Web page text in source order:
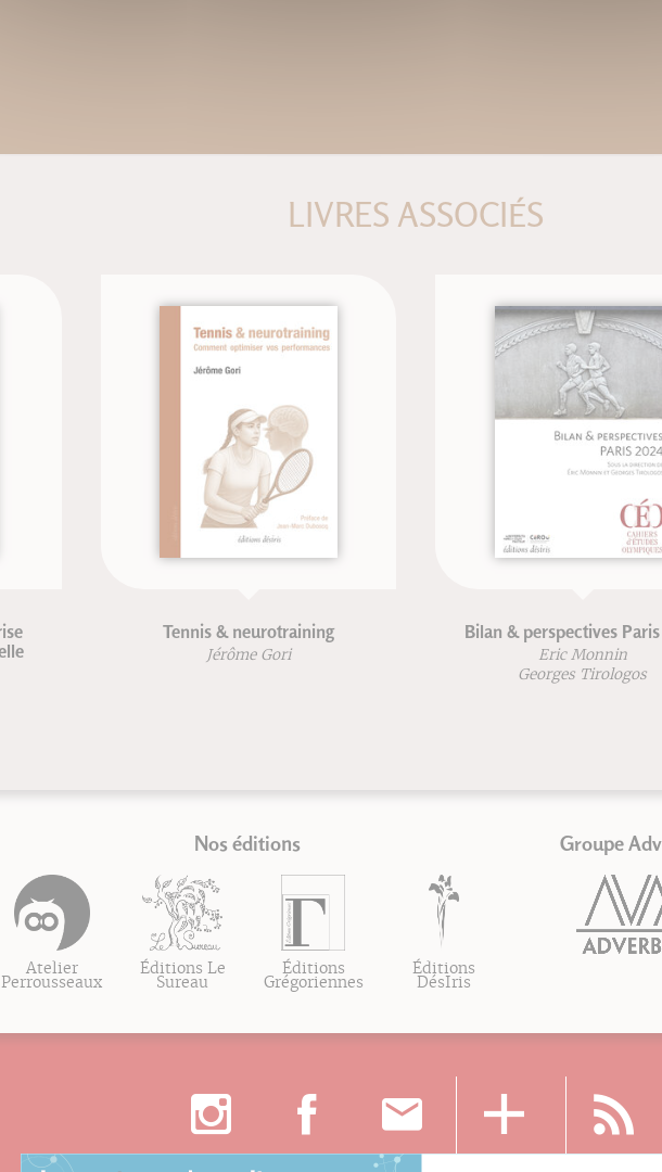
LIVRES ASSOCIÉS
Tennis & neurotraining
Jérôme Gori
Bilan & perspectives Paris 2024
Eric Monnin
Georges Tirologos
Nos éditions
Atelier
Perrousseaux
Éditions Le
Sureau
Éditions
Grégoriennes
Éditions
DésIris
Groupe